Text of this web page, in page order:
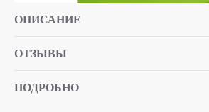
ОПИСАНИЕ
ОТЗЫВЫ
ПОДРОБНО